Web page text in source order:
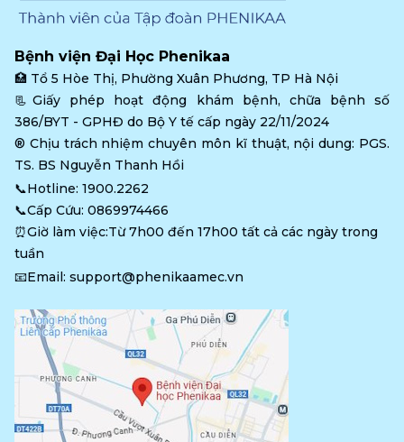
Bệnh viện Đại Học Phenikaa
🏥 Tổ 5 Hòe Thị, Phường Xuân Phương, TP Hà Nội
📃Giấy phép hoạt động khám bệnh, chữa bệnh số
386/BYT - GPHĐ do Bộ Y tế cấp ngày 22/11/2024
®️ Chịu trách nhiệm chuyên môn kĩ thuật, nội dung: PGS.
TS. BS Nguyễn Thanh Hồi
📞Hotline: 1900.2262
📞Cấp Cứu: 0869974466
⏰Giờ làm việc:Từ 7h00 đến 17h00 tất cả các ngày trong
tuần
📧Email: support@phenikaamec.vn